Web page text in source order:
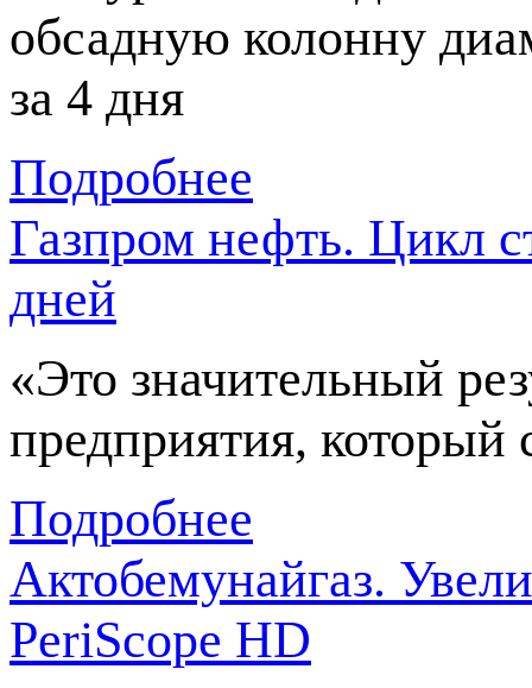
обсадную колонну
за 4 дня
Подробнее
Газпром нефть. Цикл
дней
«Это значительный
предприятия, который
Подробнее
Актобемунайгаз.
PeriScope HD